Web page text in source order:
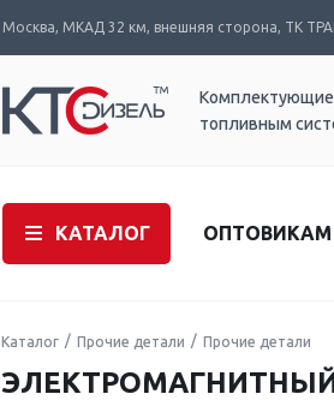
Москва, МКАД 32 км, внешняя сторона, ТК
Комплектующие
топливным
КАТАЛОГ ОПТОВИКАМ
Каталог Прочие детали Прочие детали
ЭЛЕКТРОМАГНИТНЫЙ